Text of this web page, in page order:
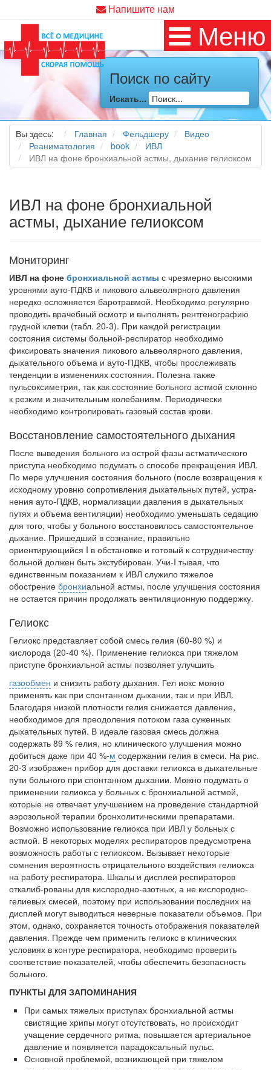
Напишите нам
Меню
Поиск по сайту
Искать...
Вы здесь: Главная Фельдшеру
Видео
Реаниматология
book
ИВЛ
ИВЛ на фоне бронхиальной астмы, дыхание гелиоксом
ИВЛ на фоне бронхиальной
астмы, дыхание гелиоксом
Мониторинг
ИВЛ на фоне бронхиальной астмы с чрезмерно высокими
уровнями ауто-ПДКВ и пикового альвеолярного давления
нередко осложняется баротравмой. Необходи­мо регулярно
проводить врачебный осмотр и выполнять рентгенографию
грудной клетки (табл. 20-3). При каждой регистрации
состояния системы больной-респира­тор необходимо
фиксировать значения пикового альвеолярного давления,
дыхатель­ного объема и ауто-ПДКВ, чтобы прослеживать
тенденции в изменениях состояния. Полезна также
пульсоксиметрия, так как состояние больного астмой склонно
к рез­ким и значительным колебаниям. Периодически
необходимо контролировать газо­вый состав крови.
Восстановление самостоятельного дыхания
После выведения больного из острой фазы астматического
приступа необходимо подумать о способе прекращения ИВЛ.
По мере улучшения состояния больного (после возвращения к
исходному уровню сопротивления дыхательных путей, устра­
нения ауто-ПДКВ, нормализации давления в дыхательных
путях и объема вентиля­ции) необходимо уменьшать седацию
для того, чтобы у больного восстановилось самостоятельное
дыхание. Пришедший в сознание, правильно
ориентирующийся I в обстановке и готовый к сотрудничеству
больной должен быть экстубирован. Учи-I тывая, что
единственным показанием к ИВЛ служило тяжелое
обострение бронхи­альной астмы, после улучшения состояния
не остается причин продолжать венти­ляционную поддержку.
Гелиокс
Гелиокс представляет собой смесь гелия (60-80 %) и
кислорода (20-40 %). Приме­нение гелиокса при тяжелом
приступе бронхиальной астмы позволяет улучшить
газообмен и снизить работу дыхания. Гел иокс можно
применять как при спонтан­ном дыхании, так и при ИВЛ.
Благодаря низкой плотности гелия снижается давле­ние,
необходимое для преодоления потоком газа суженных
дыхательных путей. В идеале газовая смесь должна
содержать 89 % гелия, но клинического улучшения можно
добиться даже при 40 %-м содержании гелия в смеси. На рис.
20-3 изображен прибор для доставки гелиокса в дыхательные
пути больного при спонтанном дыха­нии. Можно подумать о
применении гелиокса у больных с бронхиальной астмой,
которые не отвечает улучшением на проведение стандартной
аэрозольной терапии бронхолитическими препаратами.
Возможно использование гелиокса при ИВЛ у больных с
астмой. В некоторых моделях респираторов предусмотрена
возможность работы с гелиоксом. Вызывает некоторые
сомнения вероятность отрицательного воз­действия гелиокса
на работу респиратора. Шкалы и дисплеи респираторов
откалиб-рованы для кислородно-азотных, а не кислородно-
гелиевых смесей, поэтому при ис­пользовании последних на
дисплей могут выводиться неверные показатели объе­мов. При
этом, однако, сохраняется точность отображения показателей
давления. Прежде чем применить гелиокс в клинических
условиях в контуре респиратора, необходимо проверить
соответствие показателей, чтобы обеспечить безопасность
больного.
ПУНКТЫ ДЛЯ ЗАПОМИНАНИЯ
При самых тяжелых приступах бронхиальной астмы
свистящие хрипы могут от­сутствовать, но происходит
учащение сердечного ритма, повышается артериаль­ное
давление и появляется парадоксальный пульс.
Основной проблемой, возникающей при тяжелом